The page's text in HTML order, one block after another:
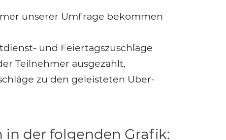
unse­rer Umfra­ge bekom­men
und Fei­er­tags­zu­schlä­ge
Teil­neh­mer aus­ge­zahlt,
zu den geleis­te­ten Über­
in der folgenden Grafik: